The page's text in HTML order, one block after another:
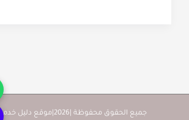
60740718
سباك
جميع الحقوق محفوظة |2026|موقع دليل خدمات كويت زووم